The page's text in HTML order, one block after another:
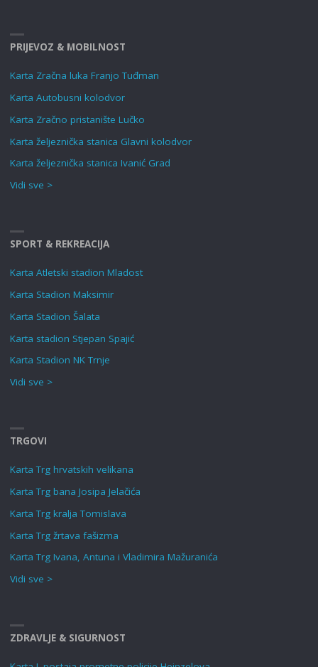
PRIJEVOZ & MOBILNOST
Karta Zračna luka Franjo Tuđman
Karta Autobusni kolodvor
Karta Zračno pristanište Lučko
Karta željeznička stanica Glavni kolodvor
Karta željeznička stanica Ivanić Grad
Vidi sve >
SPORT & REKREACIJA
Karta Atletski stadion Mladost
Karta Stadion Maksimir
Karta Stadion Šalata
Karta stadion Stjepan Spajić
Karta Stadion NK Trnje
Vidi sve >
TRGOVI
Karta Trg hrvatskih velikana
Karta Trg bana Josipa Jelačića
Karta Trg kralja Tomislava
Karta Trg žrtava fašizma
Karta Trg Ivana, Antuna i Vladimira Mažuranića
Vidi sve >
ZDRAVLJE & SIGURNOST